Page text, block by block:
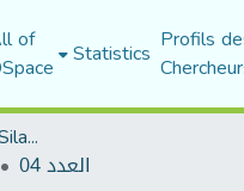
of Statistics Profils
Scientific Journals of M'Sila University
العدد 04